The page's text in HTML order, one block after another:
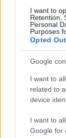
I want to
Retention,
Personal
Purposes
Opted Out
Google
I want to
related to
device
I want to
Google for
A lila-fehérek
Olvastad